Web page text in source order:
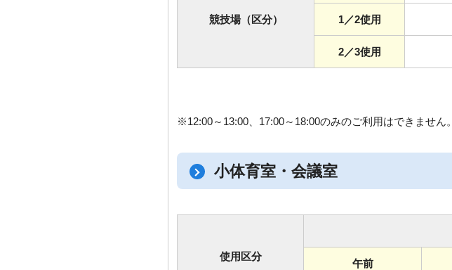
競技場（区分） 1／2使用
2／3使用
※12:00～13:00、17:00～18:00のみのご利用はできません。
小体育室・会議室
使用区分
午前